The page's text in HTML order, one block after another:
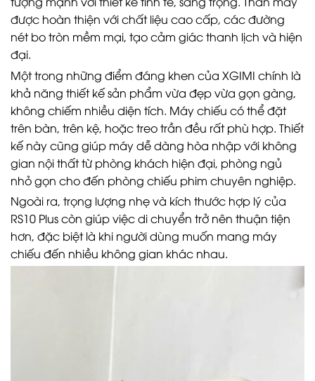
được hoàn thiện với chất liệu cao cấp, các đường
nét bo tròn mềm mại, tạo cảm giác thanh lịch và hiện
đại.
Một trong những điểm đáng khen của XGIMI chính là
khả năng thiết kế sản phẩm vừa đẹp vừa gọn gàng,
không chiếm nhiều diện tích. Máy chiếu có thể đặt
trên bàn, trên kệ, hoặc treo trần đều rất phù hợp. Thiết
kế này cũng giúp máy dễ dàng hòa nhập với không
gian nội thất từ phòng khách hiện đại, phòng ngủ
nhỏ gọn cho đến phòng chiếu phim chuyên nghiệp.
Ngoài ra, trọng lượng nhẹ và kích thước hợp lý của
RS10 Plus còn giúp việc di chuyển trở nên thuận tiện
hơn, đặc biệt là khi người dùng muốn mang máy
chiếu đến nhiều không gian khác nhau.